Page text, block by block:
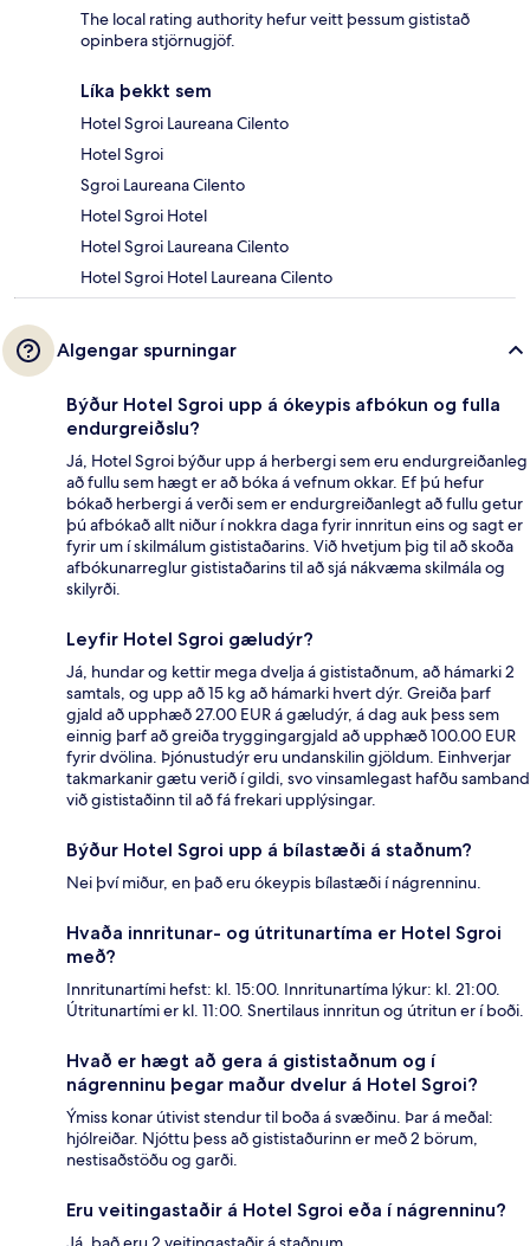
The local rating authority hefur veitt þessum gististað
opinbera stjörnugjöf.
Líka þekkt sem
Hotel Sgroi Laureana Cilento
Hotel Sgroi
Sgroi Laureana Cilento
Hotel Sgroi Hotel
Hotel Sgroi Laureana Cilento
Hotel Sgroi Hotel Laureana Cilento
Algengar spurningar
Býður Hotel Sgroi upp á ókeypis afbókun og fulla
endurgreiðslu?
Já, Hotel Sgroi býður upp á herbergi sem eru endurgreiðanleg
að fullu sem hægt er að bóka á vefnum okkar. Ef þú hefur
bókað herbergi á verði sem er endurgreiðanlegt að fullu getur
þú afbókað allt niður í nokkra daga fyrir innritun eins og sagt er
fyrir um í skilmálum gististaðarins. Við hvetjum þig til að skoða
afbókunarreglur gististaðarins til að sjá nákvæma skilmála og
skilyrði.
Leyfir Hotel Sgroi gæludýr?
Já, hundar og kettir mega dvelja á gististaðnum, að hámarki 2
samtals, og upp að 15 kg að hámarki hvert dýr. Greiða þarf
gjald að upphæð 27.00 EUR á gæludýr, á dag auk þess sem
einnig þarf að greiða tryggingargjald að upphæð 100.00 EUR
fyrir dvölina. Þjónustudýr eru undanskilin gjöldum. Einhverjar
takmarkanir gætu verið í gildi, svo vinsamlegast hafðu samband
við gististaðinn til að fá frekari upplýsingar.
Býður Hotel Sgroi upp á bílastæði á staðnum?
Nei því miður, en það eru ókeypis bílastæði í nágrenninu.
Hvaða innritunar- og útritunartíma er Hotel Sgroi
með?
Innritunartími hefst: kl. 15:00. Innritunartíma lýkur: kl. 21:00.
Útritunartími er kl. 11:00. Snertilaus innritun og útritun er í boði.
Hvað er hægt að gera á gististaðnum og í
nágrenninu þegar maður dvelur á Hotel Sgroi?
Ýmiss konar útivist stendur til boða á svæðinu. Þar á meðal:
hjólreiðar. Njóttu þess að gististaðurinn er með 2 börum,
nestisaðstöðu og garði.
Eru veitingastaðir á Hotel Sgroi eða í nágrenninu?